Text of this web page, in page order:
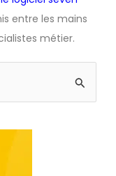
entre les mains
métier.